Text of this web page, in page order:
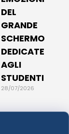
DEL
GRANDE
SCHERMO
DEDICATE
AGLI
STUDENTI
28/07/2026